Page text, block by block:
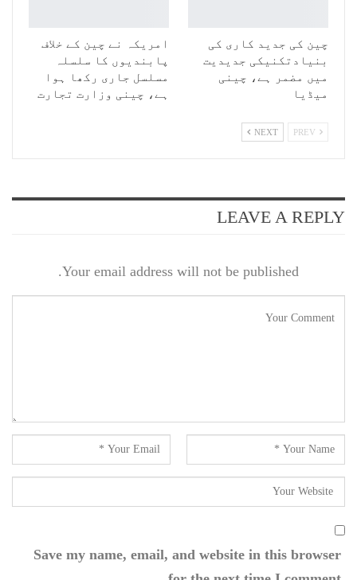
چین کی جدید کاری کی
بنیادتکنیکی جدیدیت
میں مضمر ہے، چینی
میڈیا
امریکہ نے چین کے خلاف
پابندیوں کا سلسلہ
مسلسل جاری رکھا ہوا
ہے، چینی وزارت تجارت
NEXT
LEAVE A REPLY
Your email address will not be published.
Save my name, email, and website in this browser